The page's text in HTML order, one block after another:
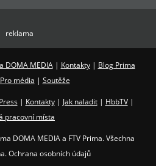
reklama
DOMA MEDIA| Kontakty| Blog Prima
Pro média | Soutěže
Press| Kontakty| Jak naladit| HbbTV|
pracovní místa
DOMA MEDIA a FTV Prima. Všechna
Ochrana osobních údajů